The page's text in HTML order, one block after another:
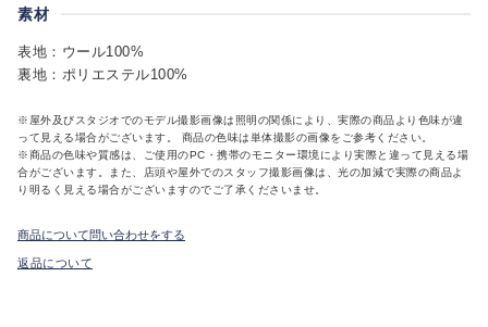
素材
表地：ウール100%
裏地：ポリエステル100%
※屋外及びスタジオでのモデル撮影画像は照明の関係により、実際の商品より色味が違
って見える場合がございます。 商品の色味は単体撮影の画像をご参考ください。
※商品の色味や質感は、ご使用のPC・携帯のモニター環境により実際と違って見える場
合がございます。また、店頭や屋外でのスタッフ撮影画像は、光の加減で実際の商品よ
り明るく見える場合がございますのでご了承くださいませ。
商品について問い合わせをする
返品について